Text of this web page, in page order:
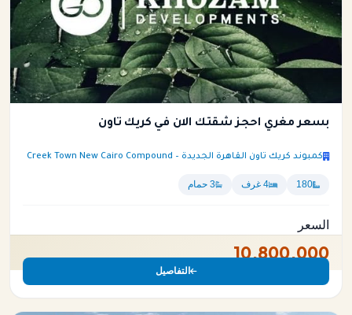
بسعر مغري احجز شقتك الان في كريك تاون
كمبوند كريك تاون القاهرة الجديدة – Creek Town New Cairo Compound
180 4 غرف 3 حمام
السعر
10,800,000
التفاصيل